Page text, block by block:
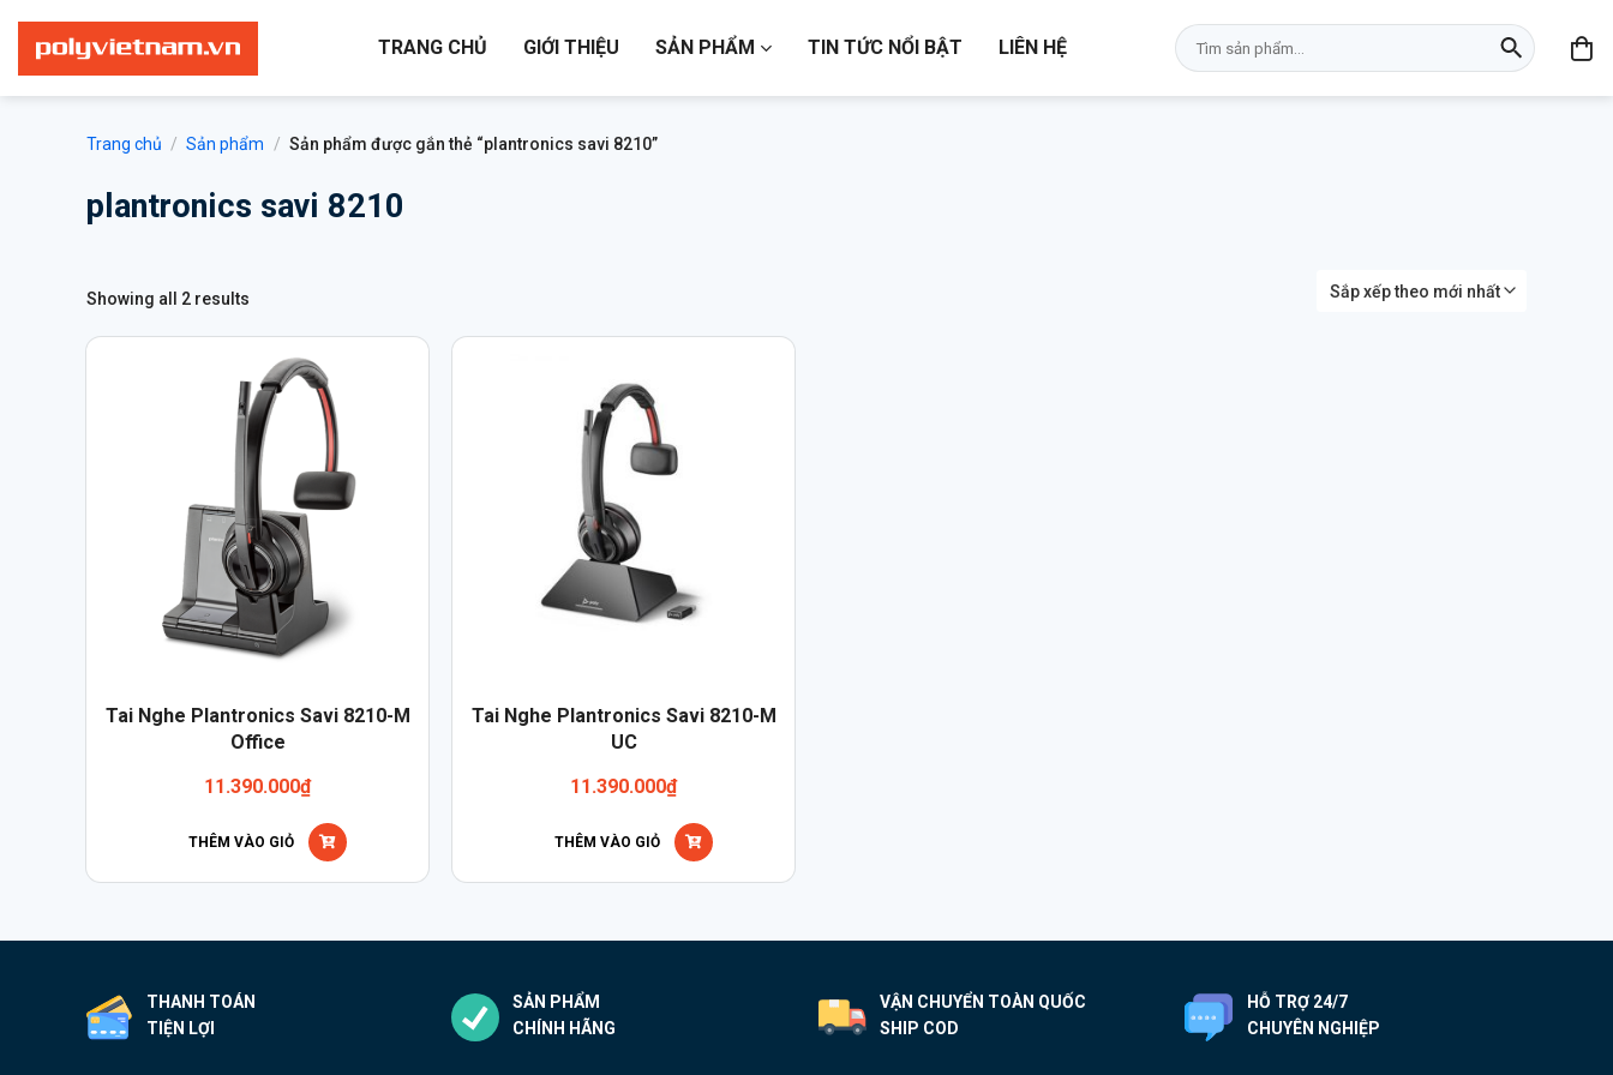
nội
dung
TRANG CHỦ GIỚI THIỆU SẢN PHẨM TIN TỨC NỔI BẬT LIÊN HỆ
Tìm
kiếm:
Trang chủ / Sản phẩm / Sản phẩm được gắn thẻ “plantronics savi 8210”
plantronics savi 8210
Showing all 2 results
Tai Nghe Plantronics Savi 8210-M
Office
11.390.000₫
THÊM VÀO GIỎ
Tai Nghe Plantronics Savi 8210-M
UC
11.390.000₫
THÊM VÀO GIỎ
THANH TOÁN
TIỆN LỢI
SẢN PHẨM
CHÍNH HÃNG
VẬN CHUYỂN TOÀN QUỐC
SHIP COD
HỖ TRỢ 24/7
CHUYÊN NGHIỆP